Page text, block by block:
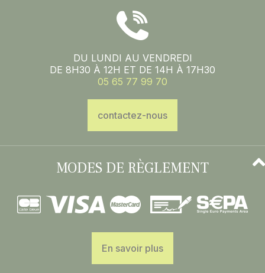
DU LUNDI AU VENDREDI
DE 8H30 À 12H ET DE 14H À 17H30
05 65 77 99 70
contactez-nous
MODES DE RÈGLEMENT
En savoir plus